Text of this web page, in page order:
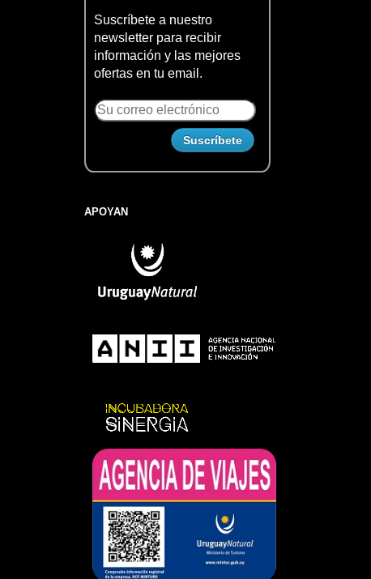
Suscríbete a nuestro
newsletter para recibir
información y las mejores
ofertas en tu email.
APOYAN